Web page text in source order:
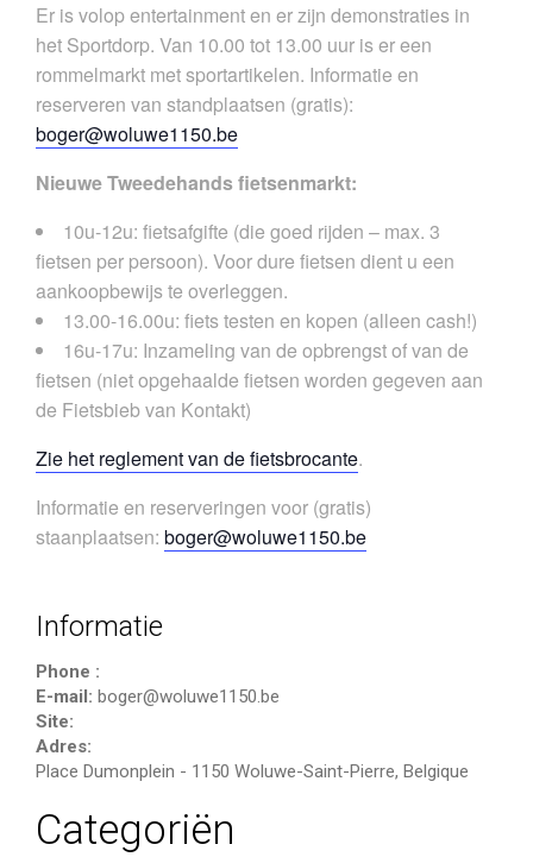
Er is volop entertainment en er zijn demonstraties in
het Sportdorp. Van 10.00 tot 13.00 uur is er een
rommelmarkt met sportartikelen. Informatie en
reserveren van standplaatsen (gratis):
boger@woluwe1150.be
Nieuwe Tweedehands fietsenmarkt:
10u-12u: fietsafgifte (die goed rijden – max. 3
fietsen per persoon). Voor dure fietsen dient u een
aankoopbewijs te overleggen.
13.00-16.00u: fiets testen en kopen (alleen cash!)
16u-17u: Inzameling van de opbrengst of van de
fietsen (niet opgehaalde fietsen worden gegeven aan
de Fietsbieb van Kontakt)
Zie het reglement van de fietsbrocante.
Informatie en reserveringen voor (gratis)
staanplaatsen: boger@woluwe1150.be
Informatie
Phone :
E-mail: boger@woluwe1150.be
Site:
Adres:
Place Dumonplein - 1150 Woluwe-Saint-Pierre, Belgique
Categoriën